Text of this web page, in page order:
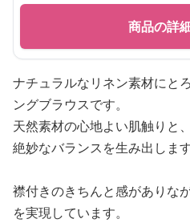
商品の詳
ナチュラルなリネン素材にと
ングブラウスです。
天然素材の心地よい肌触りと
絶妙なバランスを生み出します
襟付きのきちんと感がありな
を実現しています。